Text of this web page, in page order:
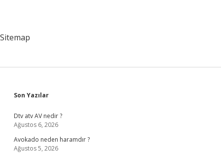
Sitemap
Sidebar
Son Yazılar
Dtv atv AV nedir ?
Ağustos 6, 2026
Avokado neden haramdır ?
Ağustos 5, 2026